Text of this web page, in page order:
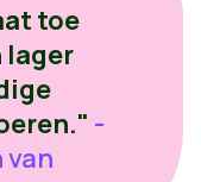
toe
lager
-
van